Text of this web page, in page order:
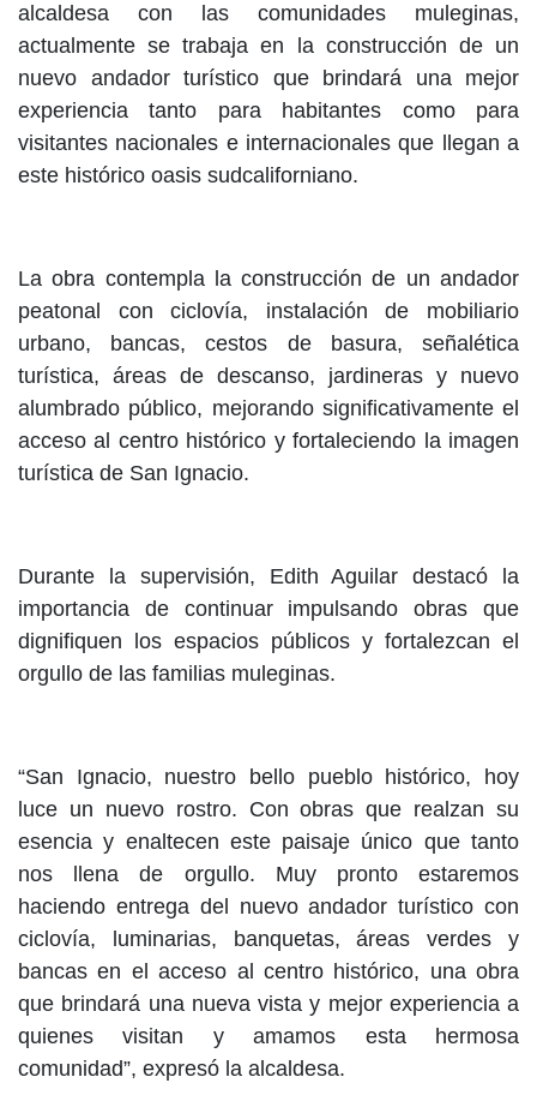
alcaldesa con las comunidades muleginas,
actualmente se trabaja en la construcción de un
nuevo andador turístico que brindará una mejor
experiencia tanto para habitantes como para
visitantes nacionales e internacionales que llegan a
este histórico oasis sudcaliforniano.
La obra contempla la construcción de un andador
peatonal con ciclovía, instalación de mobiliario
urbano, bancas, cestos de basura, señalética
turística, áreas de descanso, jardineras y nuevo
alumbrado público, mejorando significativamente el
acceso al centro histórico y fortaleciendo la imagen
turística de San Ignacio.
Durante la supervisión, Edith Aguilar destacó la
importancia de continuar impulsando obras que
dignifiquen los espacios públicos y fortalezcan el
orgullo de las familias muleginas.
“San Ignacio, nuestro bello pueblo histórico, hoy
luce un nuevo rostro. Con obras que realzan su
esencia y enaltecen este paisaje único que tanto
nos llena de orgullo. Muy pronto estaremos
haciendo entrega del nuevo andador turístico con
ciclovía, luminarias, banquetas, áreas verdes y
bancas en el acceso al centro histórico, una obra
que brindará una nueva vista y mejor experiencia a
quienes visitan y amamos esta hermosa
comunidad”, expresó la alcaldesa.